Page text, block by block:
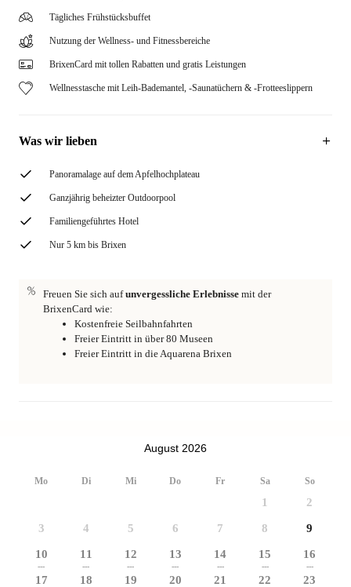
Tägliches Frühstücksbuffet
Nutzung der Wellness- und Fitnessbereiche
BrixenCard mit tollen Rabatten und gratis Leistungen
Wellnesstasche mit Leih-Bademantel, -Saunatüchern & -Frotteeslippern
Was wir lieben
Panoramalage auf dem Apfelhochplateau
Ganzjährig beheizter Outdoorpool
Familiengeführtes Hotel
Nur 5 km bis Brixen
Freuen Sie sich aufunvergessliche Erlebnisse mit der
BrixenCard wie:
Kostenfreie Seilbahnfahrten
Freier Eintritt in über 80 Museen
Freier Eintritt in die Aquarena Brixen
August 2026
Mo Di Mi Do Fr Sa So
1 2
3 4 5 6 7 8 9
10
---
11
---
12
---
13
---
14
---
15
---
16
---
17 18 19 20 21 22 23